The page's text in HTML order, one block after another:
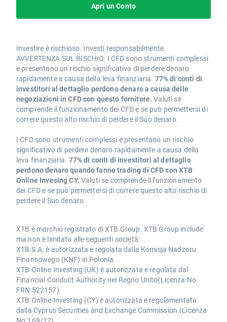
Apri un Conto
Investire è rischioso. Investi responsabilmente.
AVVERTENZA SUL RISCHIO: I CFD sono strumenti complessi
e presentano un rischio significativo di perdere denaro
rapidamente a causa della leva finanziaria. 77% di conti di
investitori al dettaglio perdono denaro a causa delle
negoziazioni in CFD con questo fornitore. Valuti se
comprende il funzionamento dei CFD e se può permettersi di
correre questo alto rischio di perdere il Suo denaro.
I CFD sono strumenti complessi e presentano un rischio
significativo di perdere denaro rapidamente a causa della
leva finanziaria. 77% di conti di investitori al dettaglio
perdono denaro quando fanno trading di CFD con XTB
Online Invesing CY. Valuti se comprende il funzionamento
dei CFD e se può permettersi di correre questo alto rischio di
perdere il Suo denaro.
XTB è marchio registrato di XTB Group. XTB Group include
ma non è limitato alle seguenti società:
XTB S.A. è autorizzata e regolata dalla Komisja Nadzoru
Finansowego (KNF) in Polonia
XTB Online Investing (UK) è autorizzata e regolata dal
Financial Conduct Authority nel Regno Unito(Licenza No.
FRN 522157)
XTB Online Investing (CY) è autorizzata e regolamentata
dalla Cyprus Securities and Exchange Commission.(Licenza